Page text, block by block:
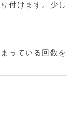
付けます。少
っている回数